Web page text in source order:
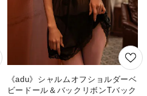
《adu》シャルムオフショルダーベ
ビードール＆バックリボンTバック